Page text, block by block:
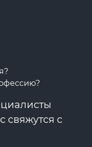
свяжутся с